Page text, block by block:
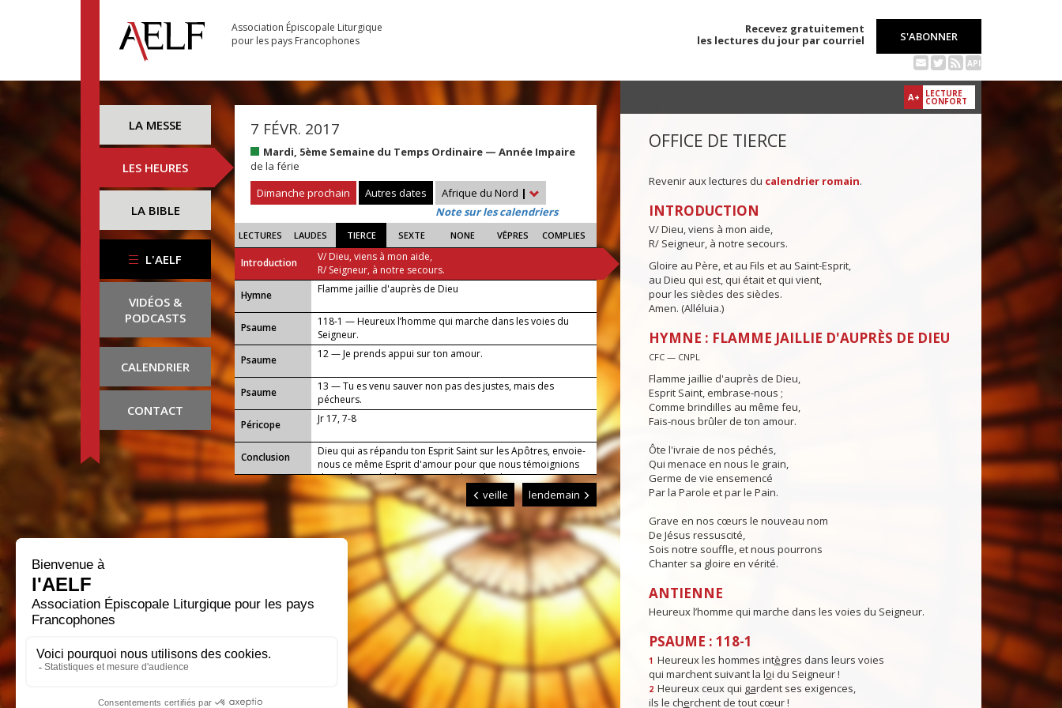
Association Épiscopale Liturgique
pour les pays Francophones
Recevez gratuitement
les lectures du jour par courriel
S'ABONNER
API
LA MESSE
LES HEURES
LA BIBLE
L'AELF
VIDÉOS &
PODCASTS
CALENDRIER
CONTACT
7 FÉVR. 2017
Mardi, 5ème Semaine du Temps Ordinaire — Année Impaire
de la férie
Dimanche prochain
Autres dates Afrique du Nord |
Note sur les calendriers
LECTURES LAUDES TIERCE SEXTE NONE VÊPRES COMPLIES
Introduction
V/ Dieu, viens à mon aide,
R/ Seigneur, à notre secours.
...
Hymne Flamme jaillie d'auprès de Dieu
Psaume
118-1 — Heureux l’homme qui marche dans les voies du
Seigneur.
Psaume
12 — Je prends appui sur ton amour.
Psaume
13 — Tu es venu sauver non pas des justes, mais des
pécheurs.
Péricope
Jr 17, 7-8
Conclusion
Dieu qui as répandu ton Esprit Saint sur les Apôtres, envoie-
nous ce même Esprit d'amour pour que nous témoignions
de toi devant les hommes. Par Jésus, le Christ, notre
Seigneur. Amen.
veille lendemain
A+ LECTURE
CONFORT
OFFICE DE TIERCE
Revenir aux lectures du calendrier romain.
INTRODUCTION
V/ Dieu, viens à mon aide,
R/ Seigneur, à notre secours.
Gloire au Père, et au Fils et au Saint-Esprit,
au Dieu qui est, qui était et qui vient,
pour les siècles des siècles.
Amen. (Alléluia.)
HYMNE : FLAMME JAILLIE D'AUPRÈS DE DIEU
CFC — CNPL
Flamme jaillie d'auprès de Dieu,
Esprit Saint, embrase-nous ;
Comme brindilles au même feu,
Fais-nous brûler de ton amour.
Ôte l'ivraie de nos péchés,
Qui menace en nous le grain,
Germe de vie ensemencé
Par la Parole et par le Pain.
Grave en nos cœurs le nouveau nom
De Jésus ressuscité,
Sois notre souffle, et nous pourrons
Chanter sa gloire en vérité.
ANTIENNE
Heureux l’homme qui marche dans les voies du Seigneur.
PSAUME : 118-1
1 Heureux les hommes intègres dans leurs voies
qui marchent suivant la loi du Seigneur !
2 Heureux ceux qui gardent ses exigences,
ils le cherchent de tout cœur !